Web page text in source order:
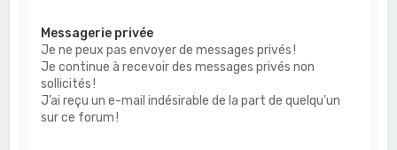
Messagerie privée
Je ne peux pas envoyer de messages privés !
Je continue à recevoir des messages privés non
sollicités !
J’ai reçu un e-mail indésirable de la part de quelqu’un
sur ce forum !